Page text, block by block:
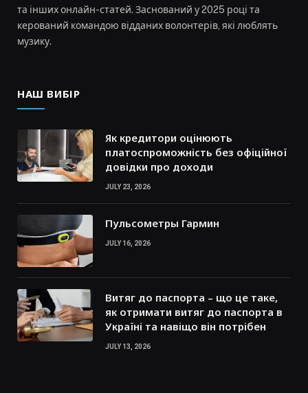
та інших онлайн-статей. Заснований у 2025 році та
керований командою відданих волонтерів, які люблять
музику.
НАШ ВИБІР
Як кредитори оцінюють
платоспроможність без офіційної
довідки про доходи
JULY 23, 2026
Пульсометры Гармин
JULY 16, 2026
Витяг до паспорта – що це таке,
як отримати витяг до паспорта в
Україні та навіщо він потрібен
JULY 13, 2026